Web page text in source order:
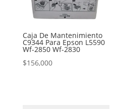
Caja De Mantenimiento
C9344 Para Epson L5590
Wf-2850 Wf-2830
$156,000